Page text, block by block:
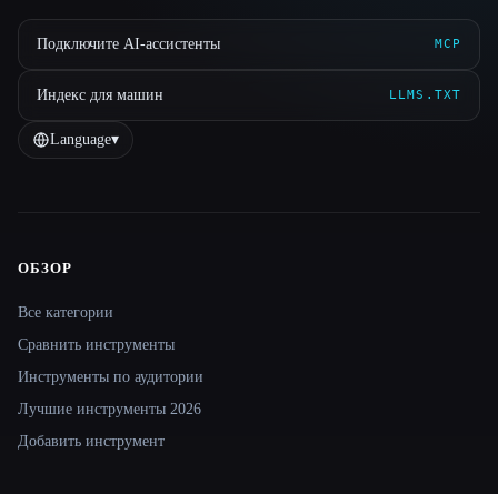
Подключите AI-ассистенты MCP
Индекс для машин LLMS.TXT
Language▾
Site navigation
ОБЗОР
Все категории
Сравнить инструменты
Инструменты по аудитории
Лучшие инструменты 2026
Добавить инструмент